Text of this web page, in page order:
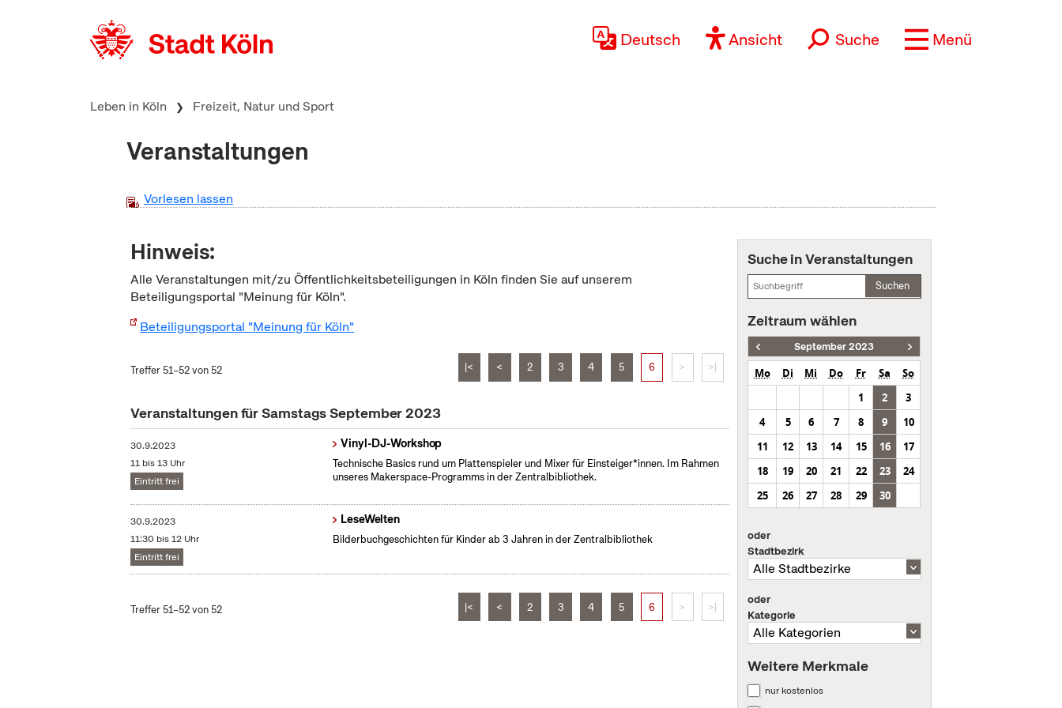
Deutsch Ansicht Suche Menü
Leben in Köln Freizeit, Natur und Sport
Veranstaltungen
Vorlesen lassen
Hinweis:
Alle Veranstaltungen mit/zu Öffentlichkeitsbeteiligungen in Köln finden Sie auf unserem
Beteiligungsportal "Meinung für Köln".
Beteiligungsportal "Meinung für Köln"
Treffer 51–52 von 52 |< < 2 3 4 5 6 > >|
Veranstaltungen für Samstags September 2023
30.9.2023
11 bis 13 Uhr
Eintritt frei
Vinyl-DJ-Workshop
Technische Basics rund um Plattenspieler und Mixer für Einsteiger*innen. Im Rahmen
unseres Makerspace-Programms in der Zentralbibliothek.
30.9.2023
11:30 bis 12 Uhr
Eintritt frei
LeseWelten
Bilderbuchgeschichten für Kinder ab 3 Jahren in der Zentralbibliothek
Treffer 51–52 von 52 |< < 2 3 4 5 6 > >|
Suche in Veranstaltungen
Suchen
Zeitraum wählen
September 2023
Mo Di Mi Do Fr Sa
So
1
2
3
4
5 6 7 8 9
10
11
12 13 14 15 16
17
18
19 20 21 22 23
24
25
26 27 28 29 30
oder
Stadtbezirk
oder
Kategorie
Weitere Merkmale
nur kostenlos